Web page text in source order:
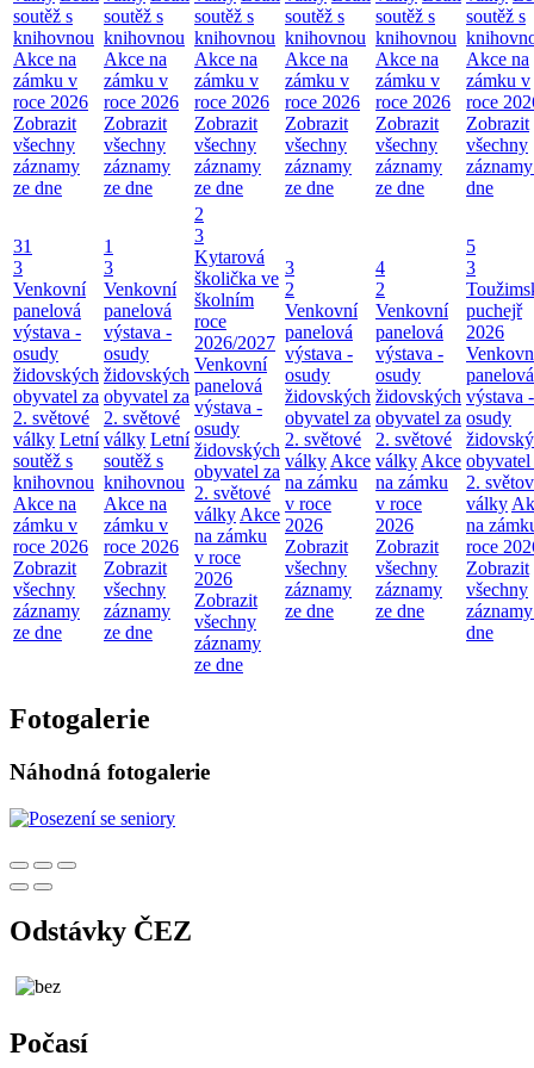
soutěž s
knihovnou
Akce na
zámku v
roce 2026
Zobrazit
všechny
záznamy
ze dne
soutěž s
knihovnou
Akce na
zámku v
roce 2026
Zobrazit
všechny
záznamy
ze dne
soutěž s
knihovnou
Akce na
zámku v
roce 2026
Zobrazit
všechny
záznamy
ze dne
soutěž s
knihovnou
Akce na
zámku v
roce 2026
Zobrazit
všechny
záznamy
ze dne
soutěž s
knihovnou
Akce na
zámku v
roce 2026
Zobrazit
všechny
záznamy
ze dne
soutěž s
Akce na
zámku v
roce
Zobrazit
všechny
dne
31
3
Venkovní
panelová
výstava -
osudy
židovských
obyvatel za
2. světové
války Letní
soutěž s
knihovnou
Akce na
zámku v
roce 2026
Zobrazit
všechny
záznamy
ze dne
1
3
Venkovní
panelová
výstava -
osudy
židovských
obyvatel za
2. světové
války Letní
soutěž s
knihovnou
Akce na
zámku v
roce 2026
Zobrazit
všechny
záznamy
ze dne
2
3
Kytarová
školička ve
školním
roce
2026/2027
Venkovní
panelová
výstava -
osudy
židovských
obyvatel za
2. světové
války Akce
na zámku
v roce
2026
Zobrazit
všechny
záznamy
ze dne
3
2
Venkovní
panelová
výstava -
osudy
židovských
obyvatel za
2. světové
války Akce
na zámku
v roce
2026
Zobrazit
všechny
záznamy
ze dne
4
2
Venkovní
panelová
výstava -
osudy
židovských
obyvatel za
2. světové
války Akce
na zámku
v roce
2026
Zobrazit
všechny
záznamy
ze dne
5
3
puchejř
2026
panelová
výstava -
osudy
obyvatel
2.
války
na
roce
Zobrazit
všechny
dne
Fotogalerie
Náhodná fotogalerie
Odstávky ČEZ
Počasí